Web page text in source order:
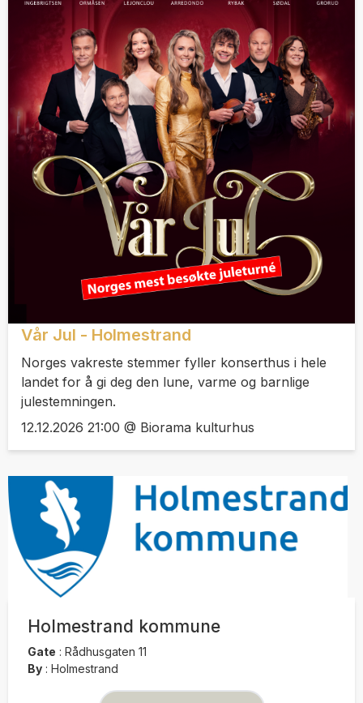
Vår Jul - Holmestrand
Norges vakreste stemmer fyller konserthus i hele
landet for å gi deg den lune, varme og barnlige
julestemningen.
12.12.2026 21:00 @ Biorama kulturhus
Holmestrand kommune
Gate : Rådhusgaten 11
By : Holmestrand